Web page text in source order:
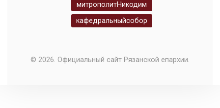
митрополитНикодим
кафедральныйсобор
© 2026. Официальный сайт Рязанской епархии.